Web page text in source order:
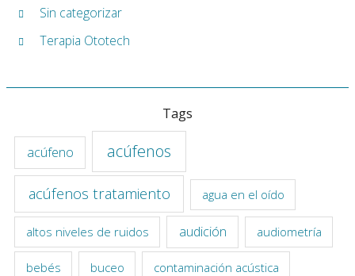
Sin categorizar
Terapia Ototech
Tags
acúfeno acúfenos
acúfenos tratamiento agua en el oído
altos niveles de ruidos audición audiometría
bebés buceo contaminación acústica